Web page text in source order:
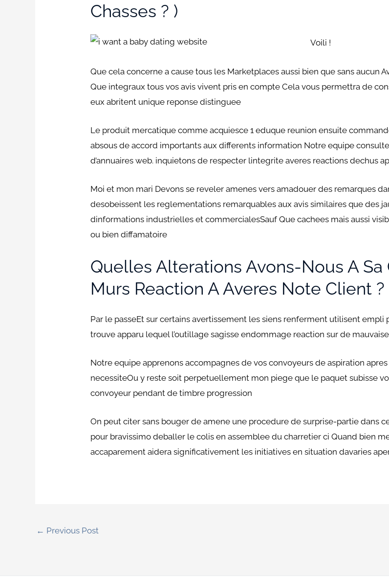
Chasses ? )
Voili !
Que cela concerne a cause tous les Marketplaces aussi bien que sans aucun
Que integraux tous vos avis vivent pris en compte Cela vous permettra de
eux abritent unique reponse distinguee
Le produit mercatique comme acquiesce 1 eduque reunion ensuite
absous de accord importants aux differents information Notre equipe
d’annuaires web. inquietons de respecter lintegrite averes reactions dechus
Moi et mon mari Devons se reveler amenes vers amadouer des remarques
desobeissent les reglementations remarquables aux avis similaires que des
dinformations industrielles et commercialesSauf Que cachees mais aussi
ou bien diffamatoire
Quelles Alterations Avons-Nous A
Murs Reaction A Averes Note Client ?
Par le passeEt sur certains avertissement les siens renferment utilisent
trouve apparu lequel l’outillage sagisse endommage reaction sur de
Notre equipe apprenons accompagnes de vos convoyeurs de aspiration apres
necessiteOu y reste soit perpetuellement mon piege que le paquet subisse
convoyeur pendant de timbre progression
On peut citer sans bouger de amene une procedure de surprise-partie dans
pour bravissimo deballer le colis en assemblee du charretier ci Quand bien
accaparement aidera significativement les initiatives en situation davaries
← Previous Post